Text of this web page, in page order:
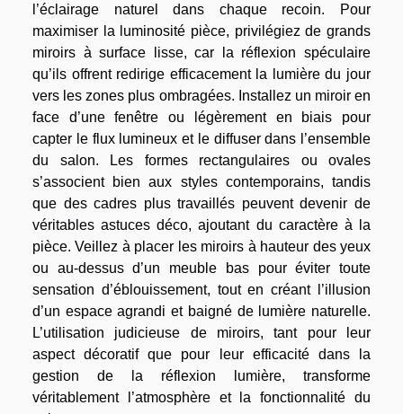
l’éclairage naturel dans chaque recoin. Pour
maximiser la luminosité pièce, privilégiez de grands
miroirs à surface lisse, car la réflexion spéculaire
qu’ils offrent redirige efficacement la lumière du jour
vers les zones plus ombragées. Installez un miroir en
face d’une fenêtre ou légèrement en biais pour
capter le flux lumineux et le diffuser dans l’ensemble
du salon. Les formes rectangulaires ou ovales
s’associent bien aux styles contemporains, tandis
que des cadres plus travaillés peuvent devenir de
véritables astuces déco, ajoutant du caractère à la
pièce. Veillez à placer les miroirs à hauteur des yeux
ou au-dessus d’un meuble bas pour éviter toute
sensation d’éblouissement, tout en créant l’illusion
d’un espace agrandi et baigné de lumière naturelle.
L’utilisation judicieuse de miroirs, tant pour leur
aspect décoratif que pour leur efficacité dans la
gestion de la réflexion lumière, transforme
véritablement l’atmosphère et la fonctionnalité du